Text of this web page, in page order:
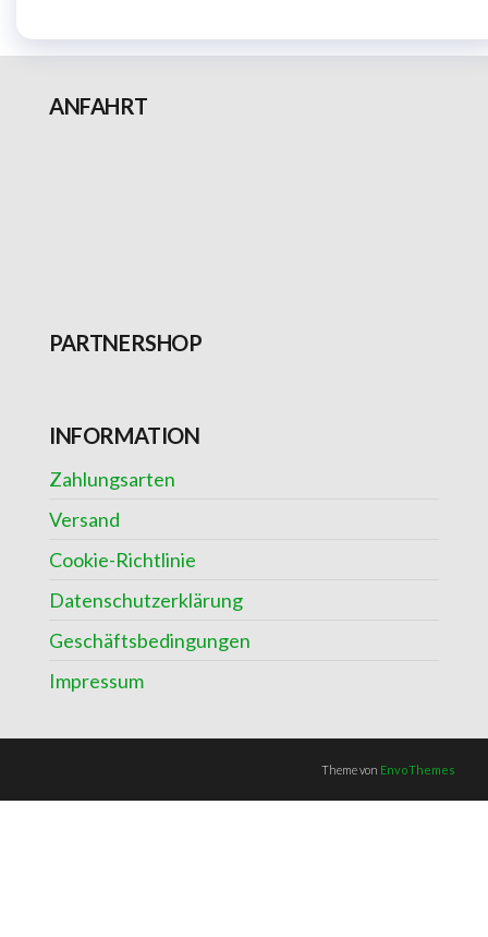
ANFAHRT
PARTNERSHOP
INFORMATION
Zahlungsarten
Versand
Cookie-Richtlinie
Datenschutzerklärung
Geschäftsbedingungen
Impressum
Theme von EnvoThemes